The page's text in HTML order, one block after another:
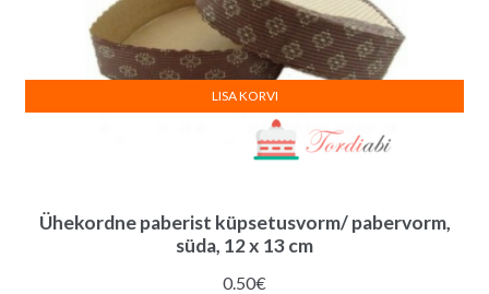
Ühekordne paberist küpsetusvorm/ pabervorm,
süda, 12 x 13 cm
0.50€
LISA KORVI